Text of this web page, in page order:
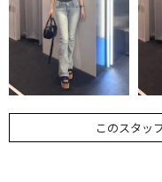
このスタッ